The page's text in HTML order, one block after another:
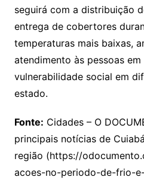
seguirá com a distribuição
entrega de cobertores
temperaturas mais baixas,
atendimento às pessoas
vulnerabilidade social em
estado.
Fonte: Cidades – O
principais notícias de
região (https://
acoes-no-periodo-de-frio-